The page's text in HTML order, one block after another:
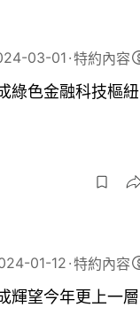
03-01 特約內容
綠色金融科技樞紐
01-12 特約內容
輝望今年更上一層